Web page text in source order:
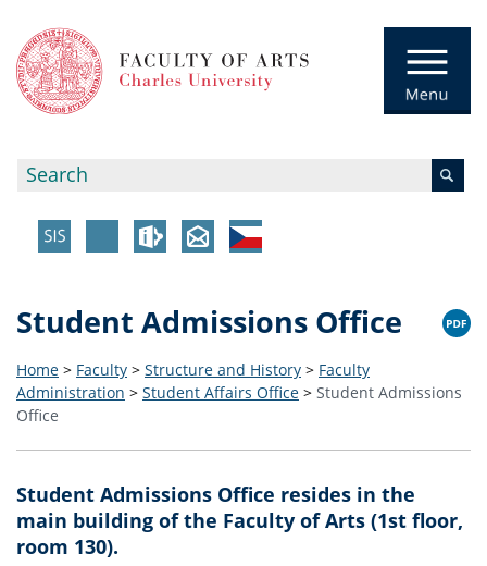
Student Admissions Office
Home > Faculty > Structure and History > Faculty
Administration > Student Affairs Office > Student Admissions
Office
Student Admissions Office resides in the
main building of the Faculty of Arts (1st floor,
room 130).